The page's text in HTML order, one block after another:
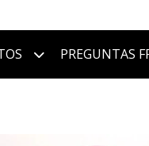
PREGUNTAS